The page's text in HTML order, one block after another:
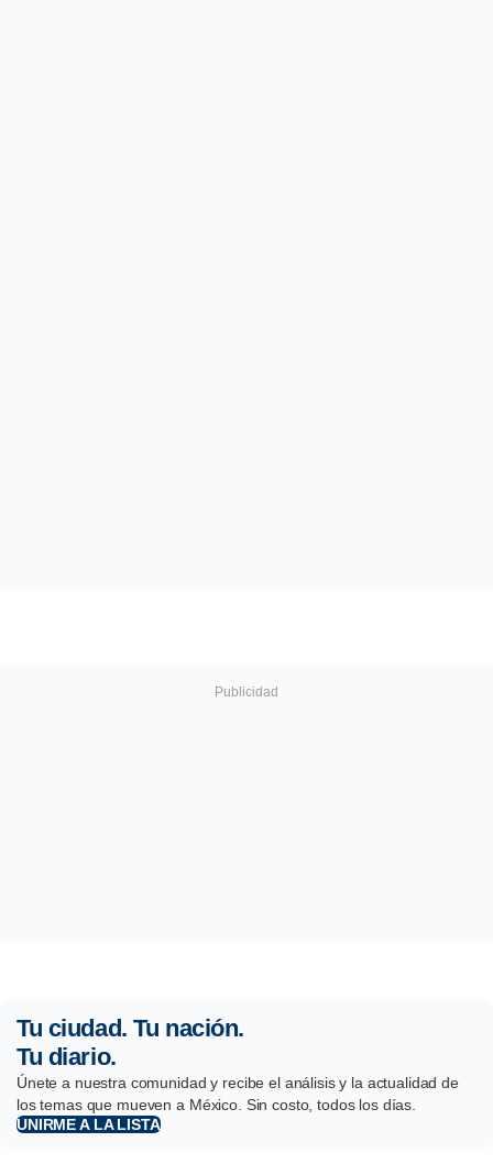
Tu ciudad. Tu nación.
Tu diario.
Únete a nuestra comunidad y recibe el análisis y la actualidad de
los temas que mueven a México. Sin costo, todos los días.
UNIRME A LA LISTA